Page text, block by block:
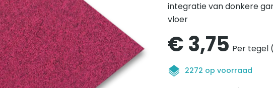
integratie van donkere
vloer
€3,75 Per tegel
2272 op voorraad